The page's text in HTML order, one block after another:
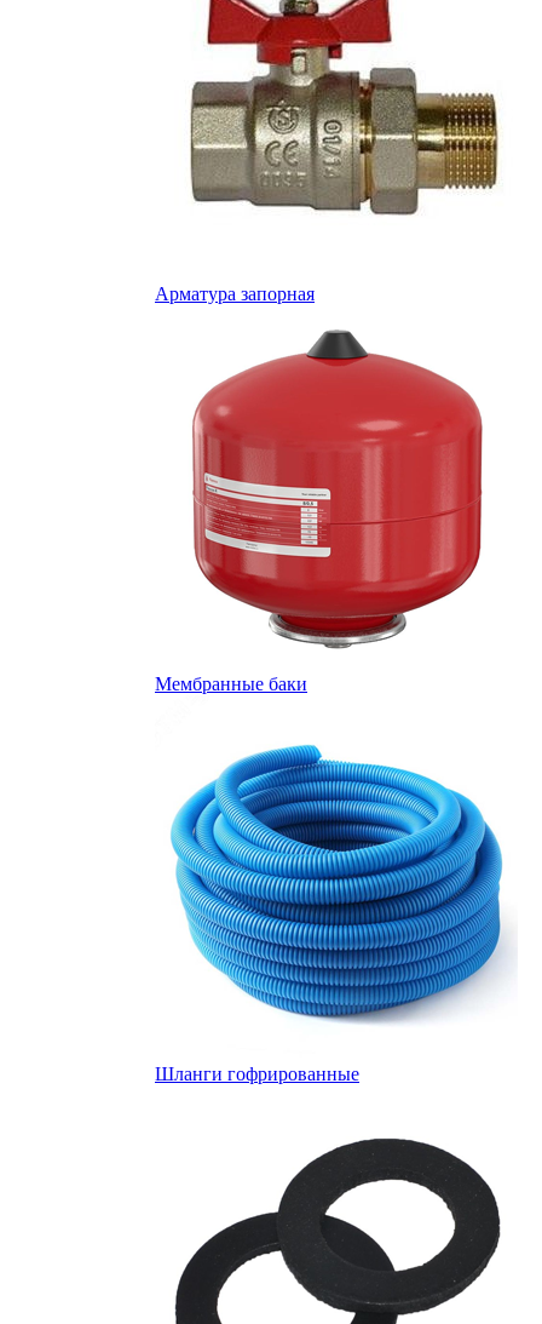
Арматура запорная
Мембранные баки
Шланги гофрированные